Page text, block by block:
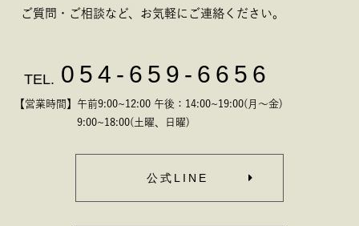
ご質問・ご相談など、お気軽にご連絡ください。
TEL. 054-659-6656
【営業時間】午前9:00~12:00 午後：14:00~19:00(月～金)
9:00~18:00(土曜、日曜)
公式LINE